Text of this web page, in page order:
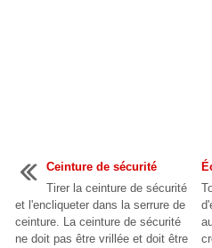
Ceinture de sécurité
Tirer la ceinture de sécurité
et l'encliqueter dans la serrure de
ceinture. La ceinture de sécurité
ne doit pas être vrillée et doit être